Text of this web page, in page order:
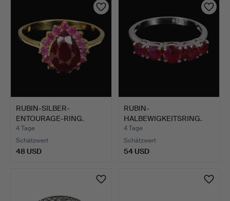
RUBIN-SILBER-
ENTOURAGE-RING.
4 Tage
Schätzwert
48 USD
RUBIN-
HALBEWIGKEITSRING.
4 Tage
Schätzwert
54 USD